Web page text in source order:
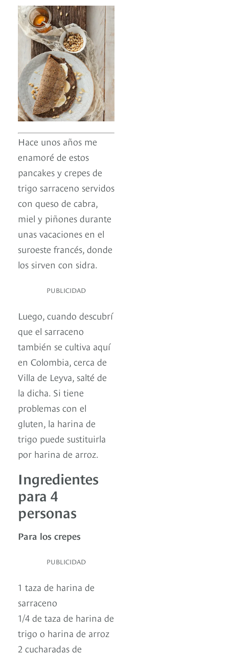
Hace unos años me
enamoré de estos
pancakes y crepes de
trigo sarraceno servidos
con queso de cabra,
miel y piñones durante
unas vacaciones en el
suroeste francés, donde
los sirven con sidra.
PUBLICIDAD
Luego, cuando descubrí
que el sarraceno
también se cultiva aquí
en Colombia, cerca de
Villa de Leyva, salté de
la dicha. Si tiene
problemas con el
gluten, la harina de
trigo puede sustituirla
por harina de arroz.
Ingredientes
para 4
personas
Para los crepes
PUBLICIDAD
1 taza de harina de
sarraceno
1/4 de taza de harina de
trigo o harina de arroz
2 cucharadas de